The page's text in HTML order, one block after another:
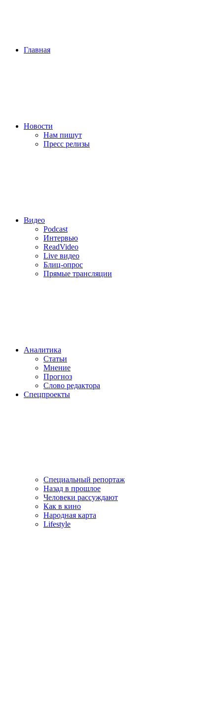
Главная
Новости
Нам пишут
Пресс релизы
Видео
Podcast
Интервью
ReadVideo
Live видео
Блиц-опрос
Прямые трансляции
Аналитика
Статьи
Мнение
Прогноз
Cлово редактора
Спецпроекты
Специальный репортаж
Назад в прошлое
Человеки рассуждают
Как в кино
Народная карта
Lifestyle